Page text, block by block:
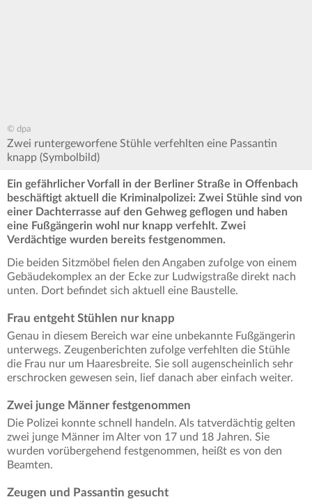
© dpa
Zwei runtergeworfene Stühle verfehlten eine Passantin
knapp (Symbolbild)
Ein gefährlicher Vorfall in der Berliner Straße in Offenbach
beschäftigt aktuell die Kriminalpolizei: Zwei Stühle sind von
einer Dachterrasse auf den Gehweg geflogen und haben
eine Fußgängerin wohl nur knapp verfehlt. Zwei
Verdächtige wurden bereits festgenommen.
Die beiden Sitzmöbel fielen den Angaben zufolge von einem
Gebäudekomplex an der Ecke zur Ludwigstraße direkt nach
unten. Dort befindet sich aktuell eine Baustelle.
Frau entgeht Stühlen nur knapp
Genau in diesem Bereich war eine unbekannte Fußgängerin
unterwegs. Zeugenberichten zufolge verfehlten die Stühle
die Frau nur um Haaresbreite. Sie soll augenscheinlich sehr
erschrocken gewesen sein, lief danach aber einfach weiter.
Zwei junge Männer festgenommen
Die Polizei konnte schnell handeln. Als tatverdächtig gelten
zwei junge Männer im Alter von 17 und 18 Jahren. Sie
wurden vorübergehend festgenommen, heißt es von den
Beamten.
Zeugen und Passantin gesucht